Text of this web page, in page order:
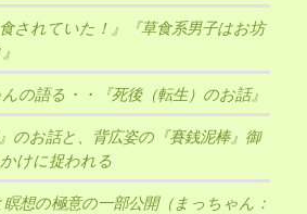
されていた！』『草食系男子はお坊
の語る・・『死後（転生）のお話』
のお話と、背広姿の『賽銭泥棒』御
けに捉われる
想の極意の一部公開（まっちゃん：